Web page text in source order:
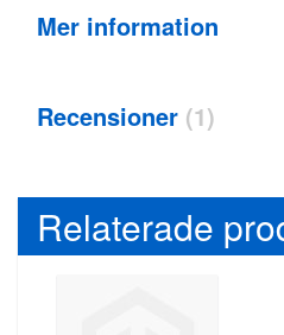
Mer information
Recensioner 1
Relaterade